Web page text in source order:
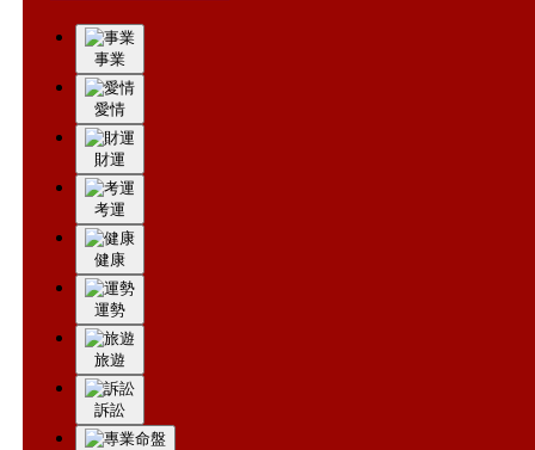
事業
愛情
財運
考運
健康
運勢
旅遊
訴訟